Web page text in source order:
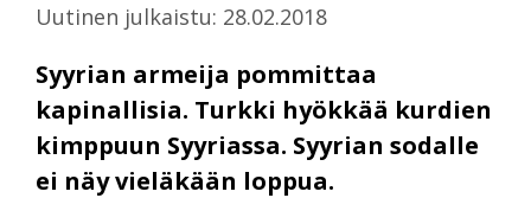
Uutinen julkaistu: 28.02.2018
Syyrian armeija pommittaa
kapinallisia. Turkki hyökkää kurdien
kimppuun Syyriassa. Syyrian sodalle
ei näy vieläkään loppua.